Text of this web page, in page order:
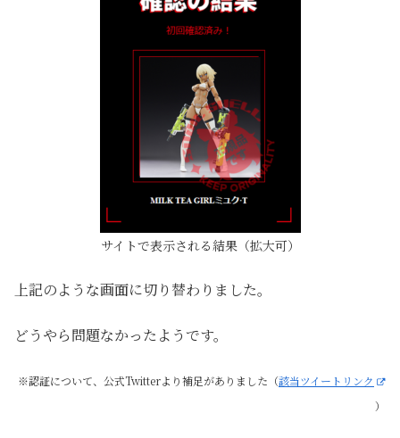
サイトで表示される結果（拡大可）
上記のような画面に切り替わりました。
どうやら問題なかったようです。
※認証について、公式Twitterより補足がありました（該当ツイートリンク
）